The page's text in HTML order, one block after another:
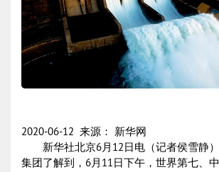
2020-06-12 来源： 新华网
新华社北京6月12日电（记者侯雪静
集团了解到，6月11日下午，世界第七、